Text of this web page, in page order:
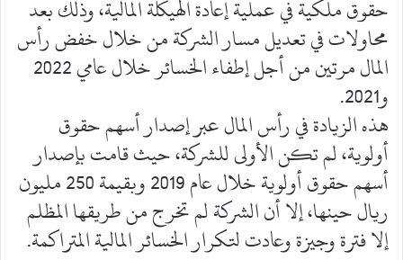
حقوق ملكية في عملية إعادة الهيكلة المالية، وذلك بعد
محاولات في تعديل مسار الشركة من خلال خفض رأس
المال مرتين من أجل إطفاء الخسائر خلال عامي 2022
و2021.
هذه الزيادة في رأس المال عبر إصدار أسهم حقوق
أولوية، لم تكن الأولى للشركة، حيث قامت بإصدار
أسهم حقوق أولوية خلال عام 2019 وبقيمة 250 مليون
ريال حينها، إلا أن الشركة لم تخرج من طريقها المظلم
إلا فترة وجيزة وعادت لتكرار الخسائر المالية المتراكمة.